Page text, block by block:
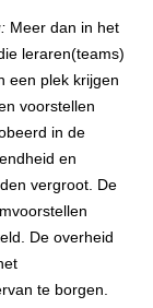
Meer dan in het
leraren(teams)
een plek krijgen
voorstellen
in de
en
vergroot. De
De overheid
te borgen.